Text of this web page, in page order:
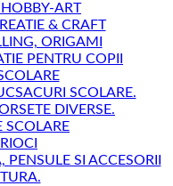
ART
& CRAFT
ORIGAMI
PENTRU COPII
SCOLARE.
DIVERSE.
SCOLARE
SI ACCESORII